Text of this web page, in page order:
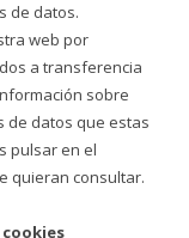
de datos.
web por
a transferencia
sobre
de datos que estas
pulsar en el
quieran consultar.